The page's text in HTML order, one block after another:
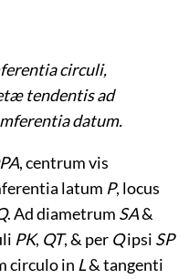
circuli,
tendentis ad
datum.
, centrum vis
latum P, locus
. Ad diametrum SA&
PK, QT, & per Qipsi SP
circulo in L& tangenti